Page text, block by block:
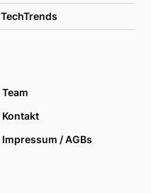
TechTrends
Team
Kontakt
Impressum / AGBs